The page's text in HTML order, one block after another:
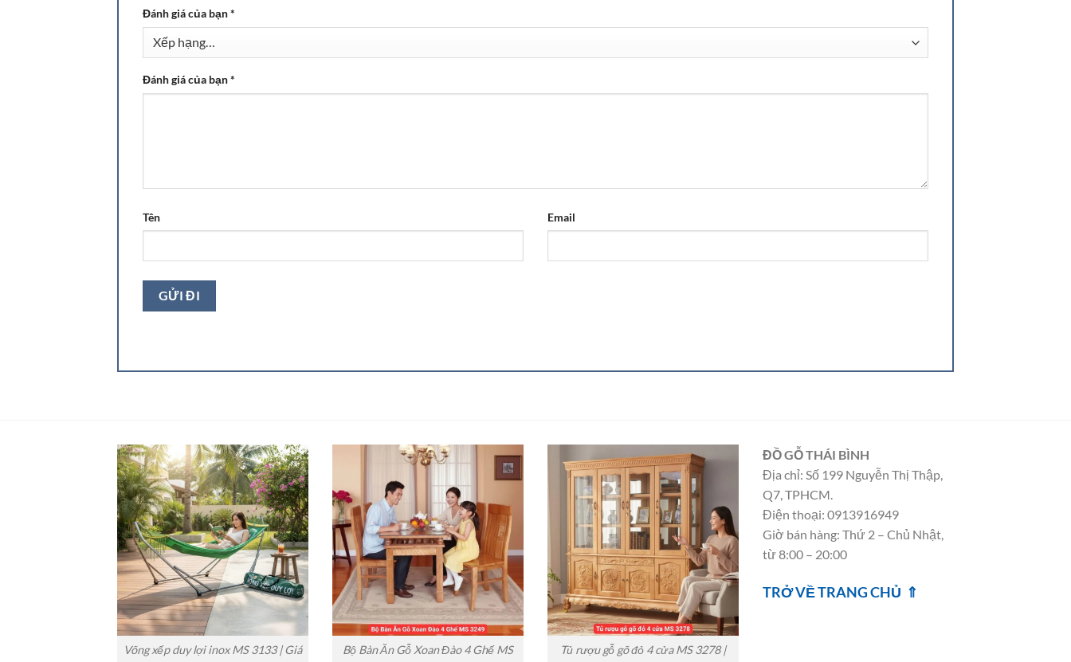
Đánh giá của bạn*
Đánh giá của bạn*
Tên Email
Võng xếp duy lợi inox MS 3133 | Giá
Bộ Bàn Ăn Gỗ Xoan Đào 4 Ghế MS
Tủ rượu gỗ gõ đỏ 4 cửa MS 3278 |
ĐỒ GỖ THÁI BÌNH
Địa chỉ: Số 199 Nguyễn Thị Thập,
Q7, TPHCM.
Điện thoại: 0913916949
Giờ bán hàng: Thứ 2 – Chủ Nhật,
từ 8:00 – 20:00
TRỞ VỀ TRANG CHỦ ⇑